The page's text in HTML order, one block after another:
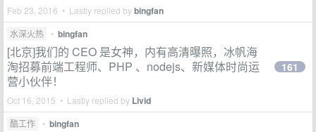
Feb 23, 2016 • Lastly replied bybingfan
水深火热 • bingfan
[北京]我们的 CEO 是女神，内有高清曝照，冰帆海
淘招募前端工程师、PHP 、nodejs、新媒体时尚运
营小伙伴！
Oct 16, 2015 • Lastly replied by Livid
161
酷工作 • bingfan